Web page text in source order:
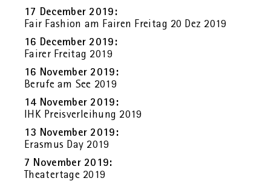
17 Decem­ber 2019:
Fair Fa­shion am Fai­ren Frei­tag 20 Dez 2019
16 Decem­ber 2019:
Fai­rer Frei­tag 2019
16 No­vem­ber 2019:
Be­ru­fe am See 2019
14 No­vem­ber 2019:
IHK Preis­ver­lei­hung 2019
13 No­vem­ber 2019:
Eras­mus Day 2019
7 No­vem­ber 2019:
Thea­ter­ta­ge 2019